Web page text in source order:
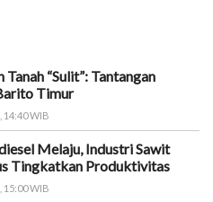
“Sulit”: Tantangan
Timur
14:40 WIB
Melaju, Industri Sawit
Tingkatkan Produktivitas
15:00 WIB